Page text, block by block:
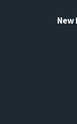
New